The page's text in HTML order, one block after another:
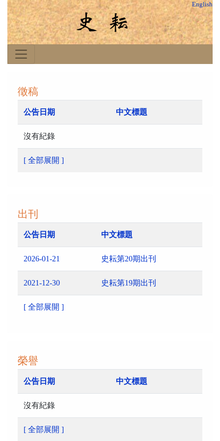
English
徵稿
公告日期 中文標題
沒有紀錄
[ 全部展開 ]
出刊
公告日期 中文標題
2026-01-21 史耘第20期出刊
2021-12-30 史耘第19期出刊
[ 全部展開 ]
榮譽
公告日期 中文標題
沒有紀錄
[ 全部展開 ]